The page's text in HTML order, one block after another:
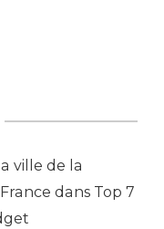
ville de la
dans Top 7